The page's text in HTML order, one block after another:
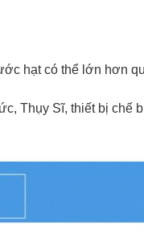
hạt có thể lớn hơn
Thụy Sĩ, thiết bị chế